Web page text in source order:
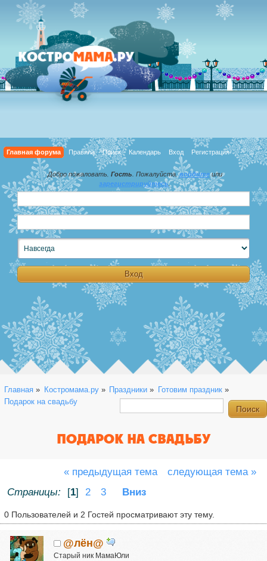
Главная форума Правила Поиск Календарь Вход Регистрация
Добро пожаловать, Гость . Пожалуйста,войдитеили
зарегистрируйтесь.
Главная » Костромама.ру» Праздники » Готовим праздник»
Подарок на свадьбу
ПОДАРОК НА СВАДЬБУ
« предыдущая тема
следующая тема »
Страницы:
[1] 2 3 Вниз
0 Пользователей и 2 Гостей просматривают эту тему.
@лён@
Старый ник МамаЮли